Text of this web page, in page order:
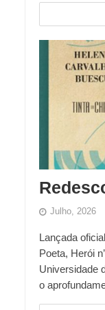
Julho, 2026
Lançada
Poeta, Herói
Universidade
o